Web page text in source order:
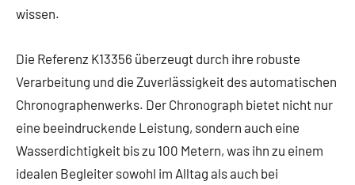
wissen.
Die Referenz K13356 überzeugt durch ihre robuste
Verarbeitung und die Zuverlässigkeit des automatischen
Chronographenwerks. Der Chronograph bietet nicht nur
eine beeindruckende Leistung, sondern auch eine
Wasserdichtigkeit bis zu 100 Metern, was ihn zu einem
idealen Begleiter sowohl im Alltag als auch bei